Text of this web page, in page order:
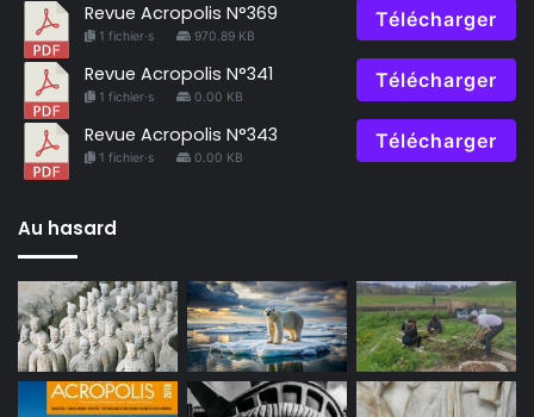
Revue Acropolis N°369
1 fichier·s 970.89 KB
Télécharger
Revue Acropolis N°341
1 fichier·s 0.00 KB
Télécharger
Revue Acropolis N°343
1 fichier·s 0.00 KB
Télécharger
Au hasard